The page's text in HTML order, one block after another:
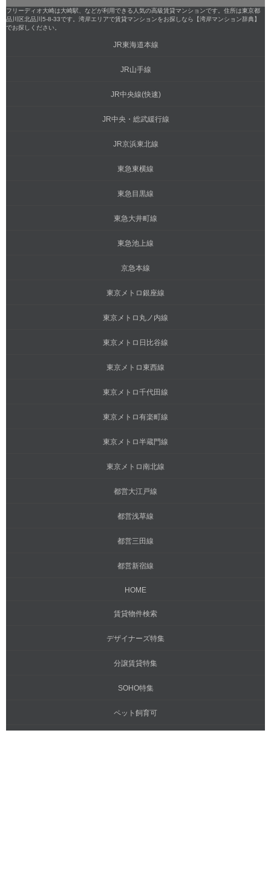
フリーディオ大崎は大崎駅、などが利用できる人気の高級賃貸マンションです。住所は東京都
品川区北品川5-8-33です。湾岸エリアで賃貸マンションをお探しなら【湾岸マンション辞典】
でお探しください。
JR東海道本線
JR山手線
JR中央線(快速)
JR中央・総武緩行線
JR京浜東北線
東急東横線
東急目黒線
東急大井町線
東急池上線
京急本線
東京メトロ銀座線
東京メトロ丸ノ内線
東京メトロ日比谷線
東京メトロ東西線
東京メトロ千代田線
東京メトロ有楽町線
東京メトロ半蔵門線
東京メトロ南北線
都営大江戸線
都営浅草線
都営三田線
都営新宿線
HOME
賃貸物件検索
デザイナーズ特集
分譲賃貸特集
SOHO特集
ペット飼育可